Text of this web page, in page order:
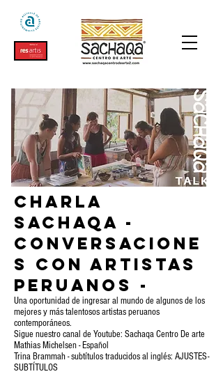
Charla
Sachaqa -
Conversacione
s con Artistas
Peruanos -
Una oportunidad de ingresar al mundo de algunos de los
mejores y más talentosos artistas peruanos
contemporáneos.
Sigue nuestro canal de Youtube: Sachaqa Centro De arte
Mathias Michelsen - Español
Trina Brammah - subtítulos traducidos al inglés: AJUSTES-
SUBTÍTULOS